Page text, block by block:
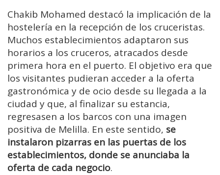
Chakib Mohamed destacó la implicación de la
hostelería en la recepción de los cruceristas.
Muchos establecimientos adaptaron sus
horarios a los cruceros, atracados desde
primera hora en el puerto. El objetivo era que
los visitantes pudieran acceder a la oferta
gastronómica y de ocio desde su llegada a la
ciudad y que, al finalizar su estancia,
regresasen a los barcos con una imagen
positiva de Melilla. En este sentido, se
instalaron pizarras en las puertas de los
establecimientos, donde se anunciaba la
oferta de cada negocio.